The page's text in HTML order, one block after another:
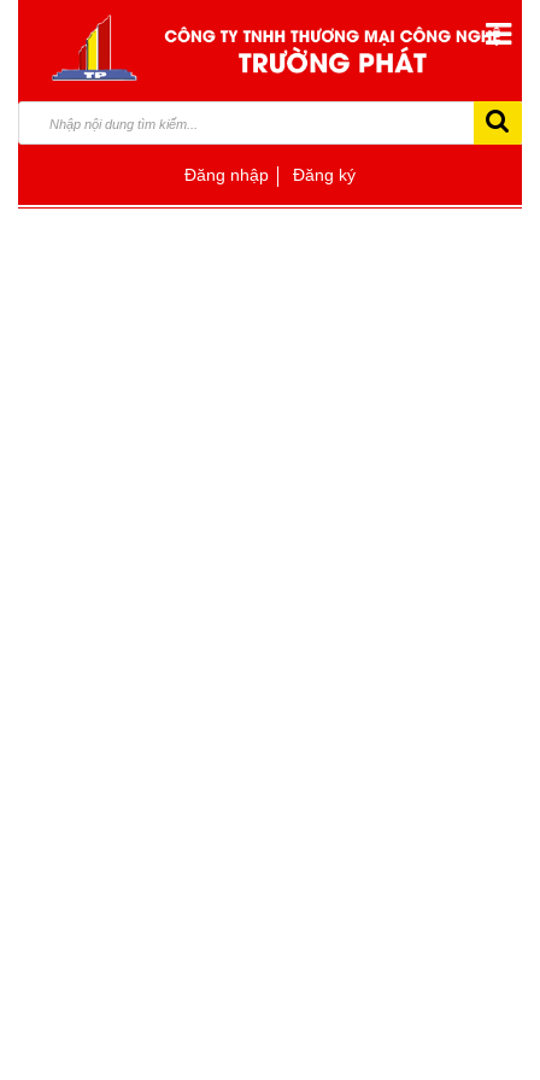
Đăng nhập Đăng ký